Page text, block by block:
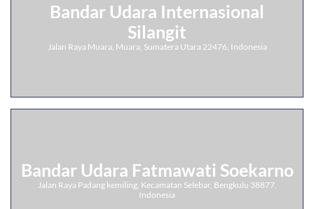
Bandar Udara Internasional
Silangit
Jalan Raya Muara, Muara, Sumatera Utara 22476, Indonesia
Bandar Udara Fatmawati Soekarno
Jalan Raya Padang kemiling, Kecamatan Selebar, Bengkulu 38877,
Indonesia